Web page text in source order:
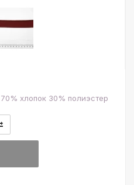
хлопок 30% полиэстер